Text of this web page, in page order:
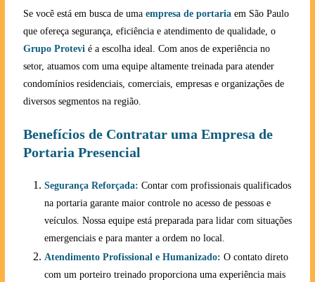
Se você está em busca de uma empresa de portariaem São Paulo
que ofereça segurança, eficiência e atendimento de qualidade, o
Grupo Protevié a escolha ideal. Com anos de experiência no
setor, atuamos com uma equipe altamente treinada para atender
condomínios residenciais, comerciais, empresas e organizações de
diversos segmentos na região.
Benefícios de Contratar uma Empresa de
Portaria Presencial
Segurança Reforçada: Contar com profissionais qualificados
na portaria garante maior controle no acesso de pessoas e
veículos. Nossa equipe está preparada para lidar com situações
emergenciais e para manter a ordem no local.
Atendimento Profissional e Humanizado: O contato direto
com um porteiro treinado proporciona uma experiência mais